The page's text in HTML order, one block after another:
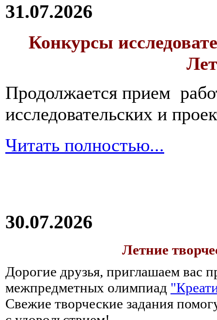
31.07.2026
Конкурсы
Продолжается прием
исследовательских и
Читать полностью...
30.07.2026
Летние
Дорогие друзья, приглашаем вас
межпредметных олимпиад
Свежие творческие задания